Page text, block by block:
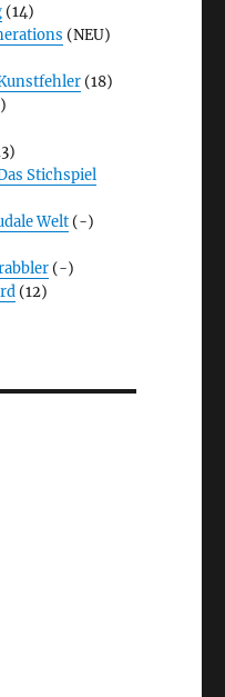
(14)
(NEU)
(18)
Stichspiel
Welt (-)
(-)
(12)